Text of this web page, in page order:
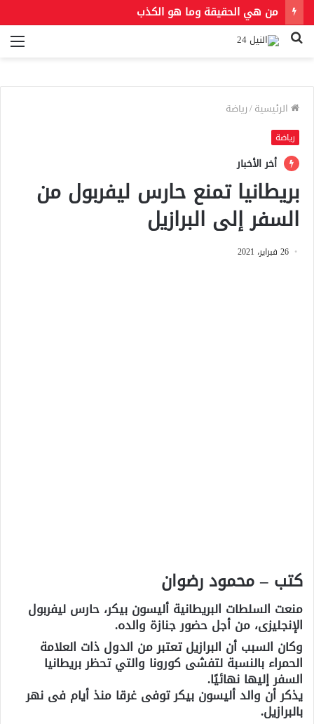
من هي الحقيقة وما هو الكذب
بحث
الرئيسية/رياضة
رياضة
أخر الأخبار
بريطانيا تمنع حارس ليفربول من
السفر إلى البرازيل
26 فبراير، 2021
كتب – محمود رضوان
منعت السلطات البريطانية أليسون بيكر، حارس ليفربول
الإنجليزى، من أجل حضور جنازة والده.
وكان السبب أن البرازيل تعتبر من الدول ذات العلامة
الحمراء بالنسبة لتفشى كورونا والتي تحظر بريطانيا
السفر إليها نهائيًا.
يذكر أن والد أليسون بيكر توفى غرقا منذ أيام فى نهر
بالبرازيل.